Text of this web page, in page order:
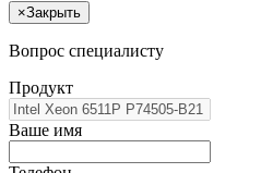
×Закрыть
Вопрос специалисту
Продукт
Ваше имя